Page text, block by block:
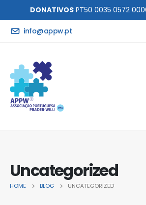
DONATIVOS PT50 0035 0572
info@appw.pt
Uncategorized
HOME BLOG UNCATEGORIZED